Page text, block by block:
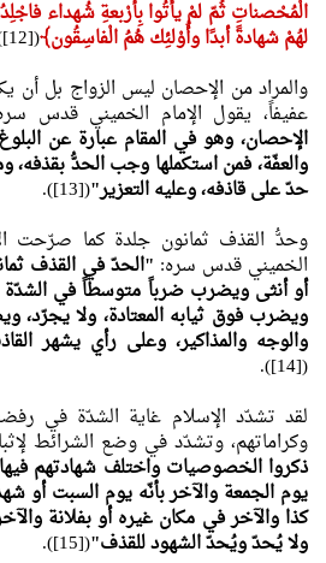
الْمُحْصناتِ ثُمّ لمْ يأْتُوا بِأرْبعةِ شُهداء
لهُمْ شهادةً أبدًا وأُوْلئِك هُمُ الْفاسِقُون﴾([12]).
والمراد من الإحصان ليس الزواج بل أن
عفيفاً، يقول الإمام الخميني قدس
الإحصان، وهو في المقام عبارة عن
والعفّة، فمن استكملها وجب الحدُّ بقذفه،
حدّ على قاذفه، وعليه التعزير"([13]).
وحدُّ القذف ثمانون جلدة كما صرّحت
الخميني قدس سره: "الحدّ في القذف
أو أنثى ويضرب ضرباً متوسطاً في الشدّة
ويضرب فوق ثيابه المعتادة، ولا يجرّد،
والوجه والمذاكير، وعلى رأي يشهر
([14]).
لقد تشدّد الإسلام غاية الشدّة في
وكراماتهم، وتشدّد في وضع الشرائط
ذكروا الخصوصيات واختلف شهادتهم
يوم الجمعة والآخر بأنّه يوم السبت أو
كذا والآخر في مكان غيره أو بفلانة
ولا يُحدّ ويُحدّ الشهود للقذف"([15]).